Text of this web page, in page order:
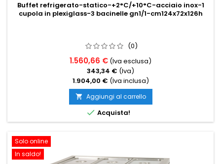
Buffet refrigerato-statico-+2°C/+10°C-acciaio inox-1
cupola in plexiglass-3 bacinelle gn1/1-cm124x72x126h
(0)
1.560,66 € (Iva esclusa)
343,34 € (Iva)
1.904,00 € (Iva inclusa)
 Aggiungi al carrello
 Acquista!
Solo online
In saldo!